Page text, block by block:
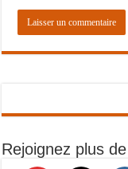
Rejoignez plus